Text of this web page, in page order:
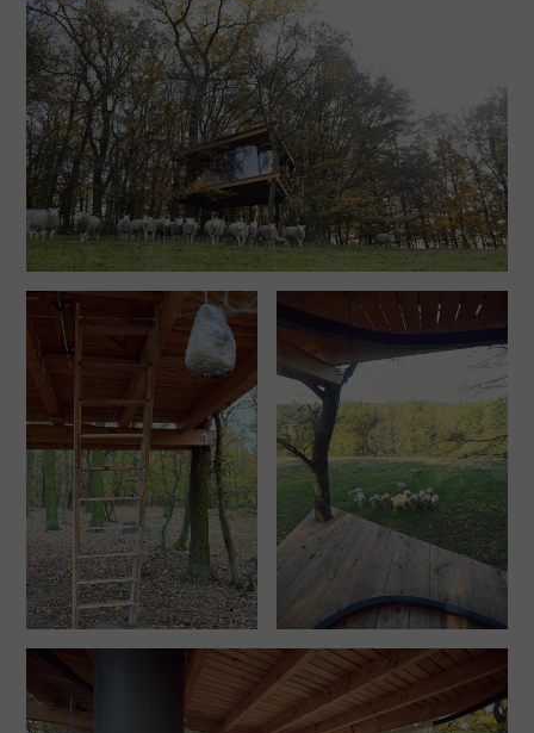
by mělo proběhnout setkání, kdy by se sešli všichni
návštěvníci stromového obydlí a mohli by si zasadit
vlastní strom. Tento workshop by měl být realizován
v bezprostředním okolí objektu a s jeho pomocí by
se měla například obnovit alej či by měl vzniknout
nějaký jiný výrazný krajinný prvek. Takto by už
člověk neměl být pouhým návštěvníkem místa, ale
jeho spolutvůrcem.